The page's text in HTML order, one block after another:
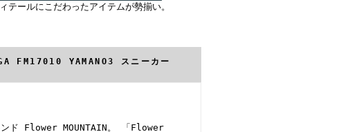
テールにこだわったアイテムが勢揃い。
FM17010 YAMANO3 スニーカー
ンド Flower MOUNTAIN。 「Flower